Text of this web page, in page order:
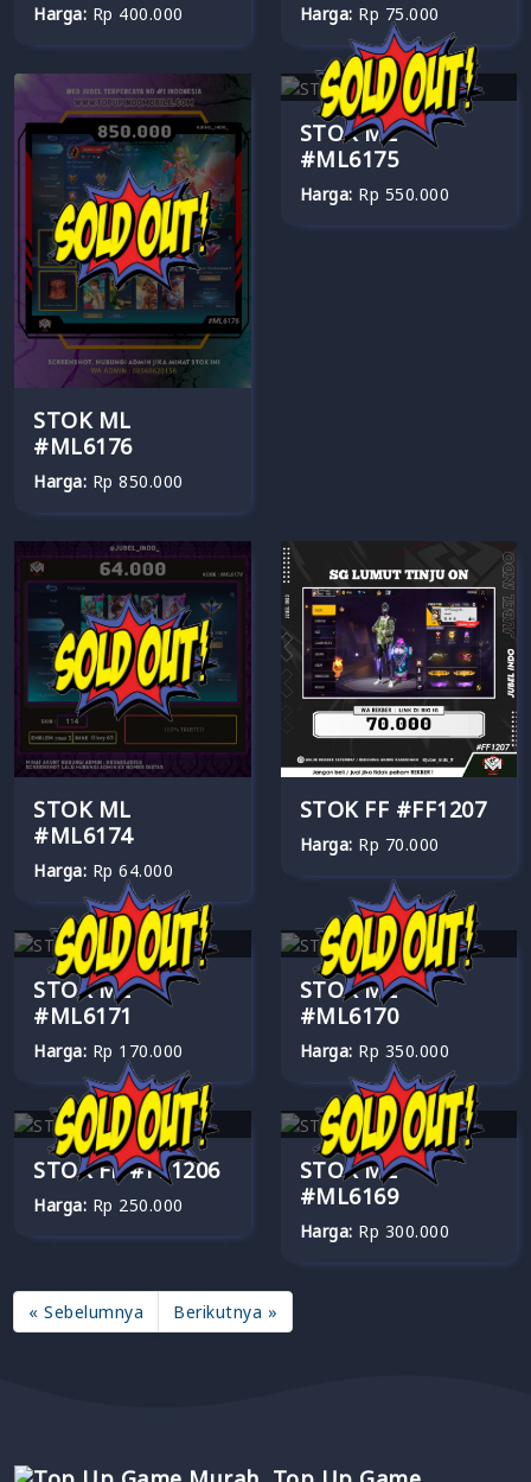
Harga: Rp 400.000 Harga: Rp 75.000
STOK ML
#ML6176
Harga: Rp 850.000
STOK ML
#ML6175
Harga: Rp 550.000
STOK ML
#ML6174
Harga: Rp 64.000
STOK FF #FF1207
Harga: Rp 70.000
STOK ML
#ML6171
Harga: Rp 170.000
STOK ML
#ML6170
Harga: Rp 350.000
STOK FF #FF1206
Harga: Rp 250.000
STOK ML
#ML6169
Harga: Rp 300.000
« Sebelumnya Berikutnya »